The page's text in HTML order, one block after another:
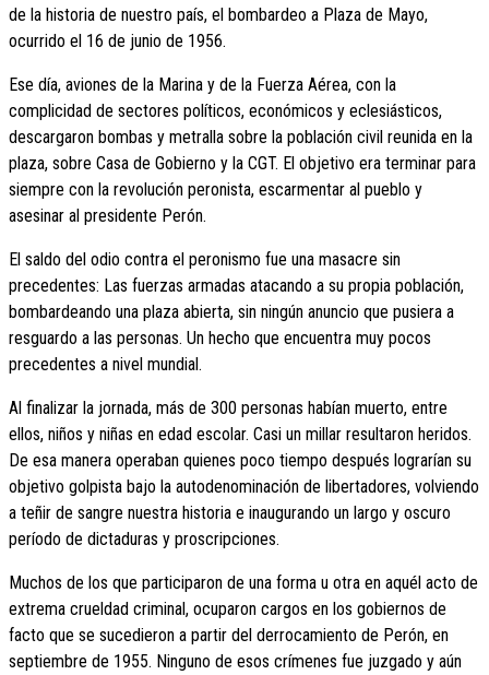
de la historia de nuestro país, el bombardeo a Plaza de Mayo,
ocurrido el 16 de junio de 1956.
Ese día, aviones de la Marina y de la Fuerza Aérea, con la
complicidad de sectores políticos, económicos y eclesiásticos,
descargaron bombas y metralla sobre la población civil reunida en la
plaza, sobre Casa de Gobierno y la CGT. El objetivo era terminar para
siempre con la revolución peronista, escarmentar al pueblo y
asesinar al presidente Perón.
El saldo del odio contra el peronismo fue una masacre sin
precedentes: Las fuerzas armadas atacando a su propia población,
bombardeando una plaza abierta, sin ningún anuncio que pusiera a
resguardo a las personas. Un hecho que encuentra muy pocos
precedentes a nivel mundial.
Al finalizar la jornada, más de 300 personas habían muerto, entre
ellos, niños y niñas en edad escolar. Casi un millar resultaron heridos.
De esa manera operaban quienes poco tiempo después lograrían su
objetivo golpista bajo la autodenominación de libertadores, volviendo
a teñir de sangre nuestra historia e inaugurando un largo y oscuro
período de dictaduras y proscripciones.
Muchos de los que participaron de una forma u otra en aquél acto de
extrema crueldad criminal, ocuparon cargos en los gobiernos de
facto que se sucedieron a partir del derrocamiento de Perón, en
septiembre de 1955. Ninguno de esos crímenes fue juzgado y aún